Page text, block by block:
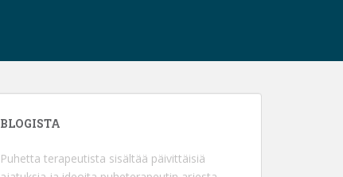
BLOGISTA
Puhetta terapeutista sisältää päivittäisiä